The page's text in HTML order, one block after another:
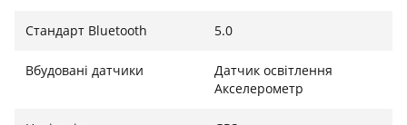
Стандарт Bluetooth 5.0
Вбудовані датчики
Датчик освітлення
Акселерометр